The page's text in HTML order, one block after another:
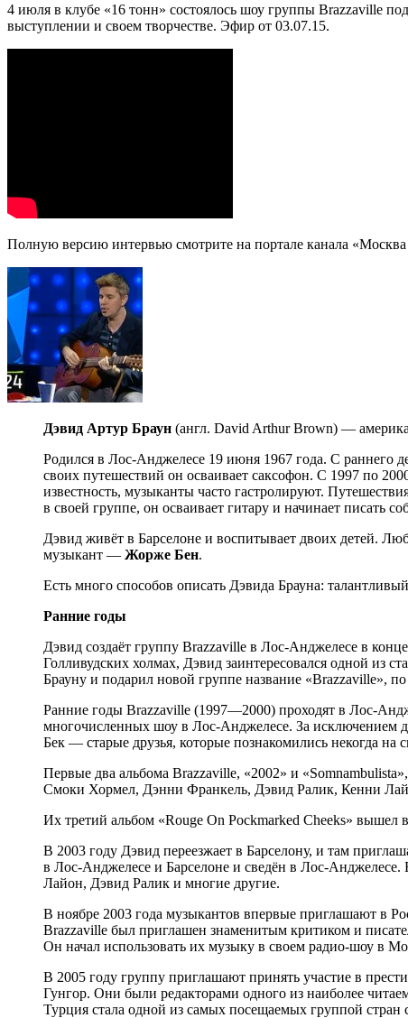
4 июля в клубе «16 тонн» состоялось шоу группы Brazzaville
выступлении и своем творчестве. Эфир от 03.07.15.
Полную версию интервью смотрите на портале канала
Дэвид Артур Браун (англ. David Arthur Brown) —
Родился в Лос-Анджелесе 19 июня 1967 года. С раннего
своих путешествий он осваивает саксофон. С 1997 по
известность, музыканты часто гастролируют.
в своей группе, он осваивает гитару и начинает писать
Дэвид живёт в Барселоне и воспитывает двоих детей.
музыкант — Жорже Бен.
Есть много способов описать Дэвида Брауна:
Ранние годы
Дэвид создаёт группу Brazzaville в Лос-Анджелесе в
Голливудских холмах, Дэвид заинтересовался одной из
Брауну и подарил новой группе название «Brazzaville»,
Ранние годы Brazzaville (1997—2000) проходят в Лос-
многочисленных шоу в Лос-Анджелесе. За исключением
Бек — старые друзья, которые познакомились некогда
Первые два альбома Brazzaville, «2002» и
Смоки Хормел, Дэнни Франкель, Дэвид Ралик, Кенни
Их третий альбом «Rouge On Pockmarked Cheeks»
В 2003 году Дэвид переезжает в Барселону, и там
в Лос-Анджелесе и Барселоне и сведён в Лос-
Лайон, Дэвид Ралик и многие другие.
В ноябре 2003 года музыкантов впервые приглашают в
Brazzaville был приглашен знаменитым критиком и
Он начал использовать их музыку в своем радио-шоу в
В 2005 году группу приглашают принять участие в
Гунгор. Они были редакторами одного из наиболее
Турция стала одной из самых посещаемых группой